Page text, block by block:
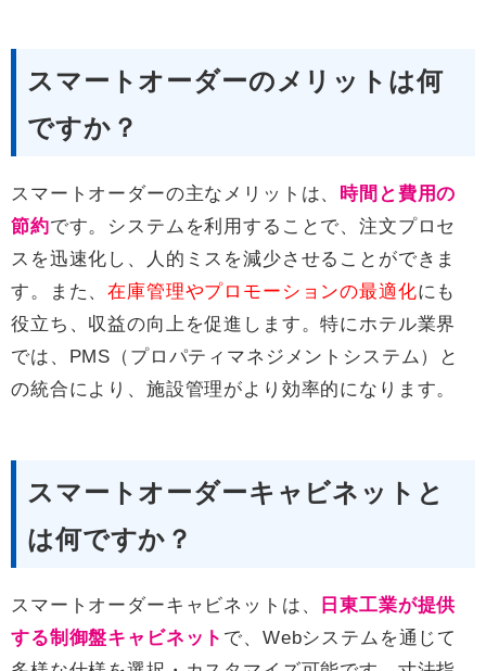
スマートオーダーのメリットは何
ですか？
スマートオーダーの主なメリットは、 時間と費用の
節約です。システムを利用することで、注文プロセ
スを迅速化し、人的ミスを減少させることができま
す。また、在庫管理やプロモーションの最適化にも
役立ち、収益の向上を促進します。特にホテル業界
では、PMS（プロパティマネジメントシステム）と
の統合により、施設管理がより効率的になります。
スマートオーダーキャビネットと
は何ですか？
スマートオーダーキャビネットは、
日東工業が提供
する制御盤キャビネット で、Webシステムを通じて